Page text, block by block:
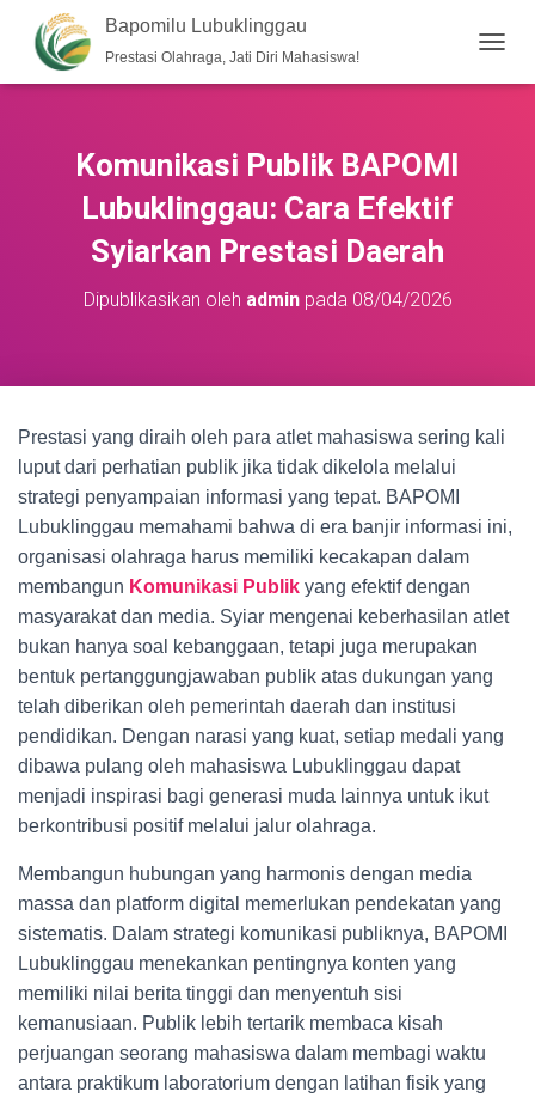
Bapomilu Lubuklinggau
Prestasi Olahraga, Jati Diri Mahasiswa!
O
Komunikasi Publik BAPOMI
Lubuklinggau: Cara Efektif
Syiarkan Prestasi Daerah
Dipublikasikan oleh adminpada 08/04/2026
Prestasi yang diraih oleh para atlet mahasiswa sering kali
luput dari perhatian publik jika tidak dikelola melalui
strategi penyampaian informasi yang tepat. BAPOMI
Lubuklinggau memahami bahwa di era banjir informasi ini,
organisasi olahraga harus memiliki kecakapan dalam
membangun Komunikasi Publik yang efektif dengan
masyarakat dan media. Syiar mengenai keberhasilan atlet
bukan hanya soal kebanggaan, tetapi juga merupakan
bentuk pertanggungjawaban publik atas dukungan yang
telah diberikan oleh pemerintah daerah dan institusi
pendidikan. Dengan narasi yang kuat, setiap medali yang
dibawa pulang oleh mahasiswa Lubuklinggau dapat
menjadi inspirasi bagi generasi muda lainnya untuk ikut
berkontribusi positif melalui jalur olahraga.
Membangun hubungan yang harmonis dengan media
massa dan platform digital memerlukan pendekatan yang
sistematis. Dalam strategi komunikasi publiknya, BAPOMI
Lubuklinggau menekankan pentingnya konten yang
memiliki nilai berita tinggi dan menyentuh sisi
kemanusiaan. Publik lebih tertarik membaca kisah
perjuangan seorang mahasiswa dalam membagi waktu
antara praktikum laboratorium dengan latihan fisik yang